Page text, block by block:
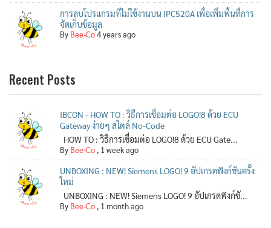
การลบโปรแกรมที่ไม่ใช้งานบน IPC520A เพื่อเพิ่มพื้นที่การ
จัดเก็บข้อมูล
By Bee-Co4 years ago
Recent Posts
IBCON - HOW TO : วิธีการเชื่อมต่อ LOGO!8 ด้วย ECU
Gateway ง่ายๆ สไตล์ No-Code
HOW TO : วิธีการเชื่อมต่อ LOGO!8 ด้วย ECU Gate...
By Bee-Co , 1 week ago
UNBOXING : NEW! Siemens LOGO! 9 อัปเกรดฟังก์ชันครั้ง
ใหม่
UNBOXING : NEW! Siemens LOGO! 9 อัปเกรดฟังก์ชั...
By Bee-Co , 1 month ago